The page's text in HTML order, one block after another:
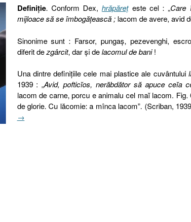
Definiţie. Conform Dex,hrăpăreţeste cel : „Care
mijloace să se îmbogățească ;lacom de avere, avid
Sinonime sunt : Farsor, pungaş, pezevenghi,
diferit dezgârcit, dar şi delacomul de bani!
Una dintre definiţiile cele mai plastice ale cuvântului
1939 : „Avid, pofticĭos, nerăbdător să apuce ceĭa
lacom de carne, porcu e animalu cel maĭ lacom.
de glorie. Cu lăcomie: a mînca lacom”. (Scriban,
→